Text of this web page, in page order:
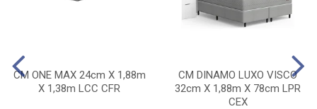
CM ONE MAX 24cm X 1,88m
X 1,38m LCC CFR
CM DINAMO LUXO VISCO
32cm X 1,88m X 78cm LPR
CEX